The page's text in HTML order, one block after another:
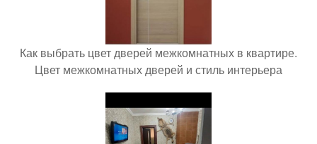
Как выбрать цвет дверей межкомнатных в квартире.
Цвет межкомнатных дверей и стиль интерьера